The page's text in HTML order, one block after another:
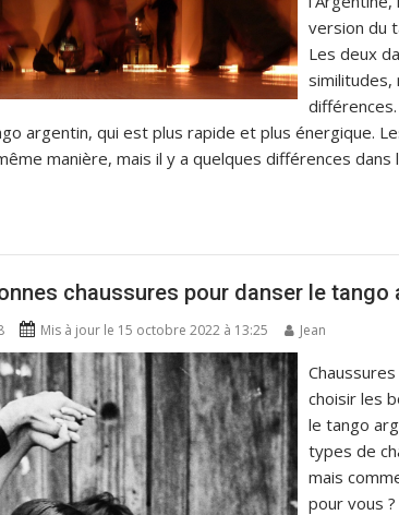
version du
Les deux
similitudes,
argentin, qui est plus rapide et plus énergique.
manière, mais il y a quelques différences dans
chaussures pour danser le tango
Mis à jour le 15 octobre 2022 à 13:25 Jean
choisir les
le tango
types de
mais
pour vous